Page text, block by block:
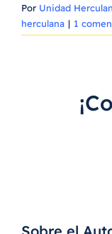
Por Unidad
herculana | 1